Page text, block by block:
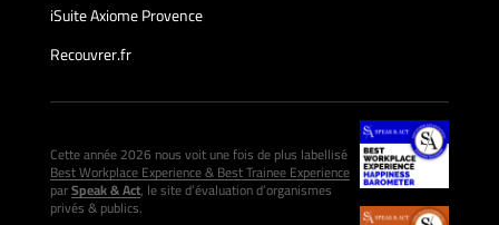
iSuite Axiome Provence
Recouvrer.fr
Cette année 2026 nous voit une fois de plus labellisé
Best Workplace Experience & Best Trainee Experience
parSpeak & Act, le site d’évaluation d’organismes
privés & publics.